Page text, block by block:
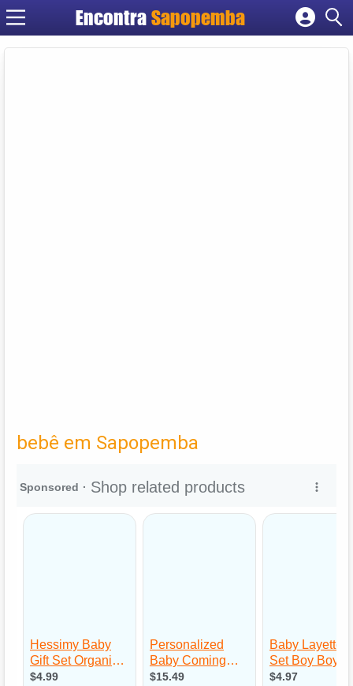
Encontra Sapopemba
Cadastrar empresa
bebê em Sapopemba